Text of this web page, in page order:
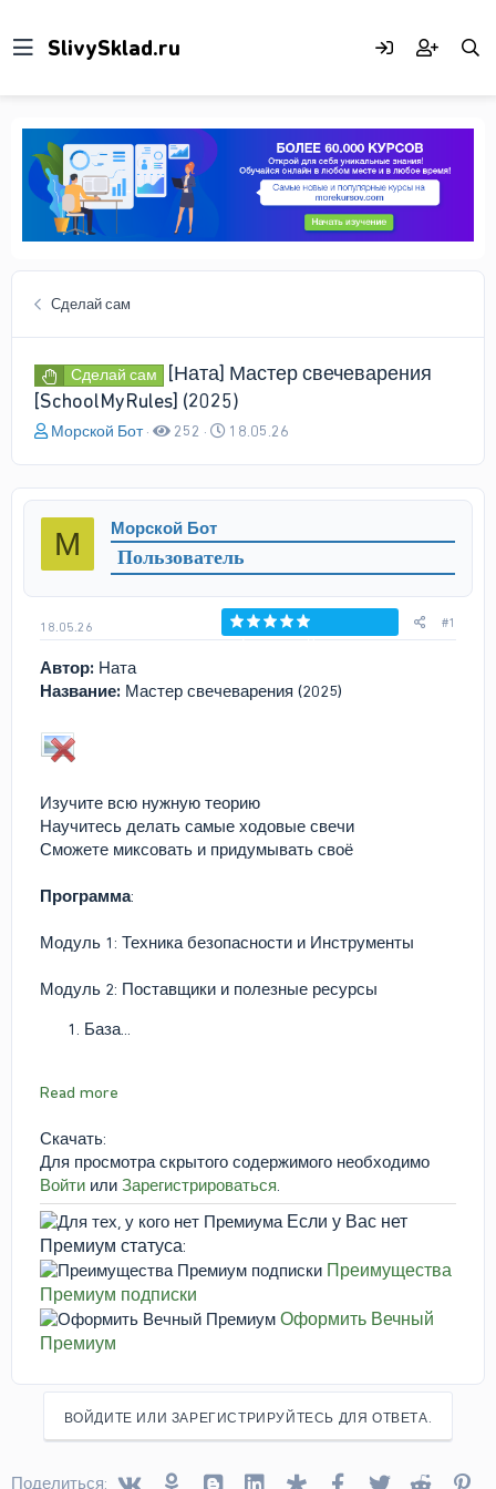
Сделай сам
Сделай сам
[Ната] Мастер свечеварения
[SchoolMyRules] (2025)
А
о
р
е
ы
Морской Бот 252
Д
а
ч
а
л
а
18.05.26
М Морской Бот
Пользователь
18.05.26
Голосов: 0
#1
Автор: Ната
Название: Мастер свечеварения (2025)
Изучите всю нужную теорию
Научитесь делать самые ходовые свечи
Сможете миксовать и придумывать своё
Программа:
Модуль 1: Техника безопасности и Инструменты
Модуль 2: Поставщики и полезные ресурсы
База...
Read more
Скачать:
Для просмотра скрытого содержимого необходимо
Войти или Зарегистрироваться
Если у Вас нет
Премиум статуса:
Преимущества
Премиум подписки
Оформить Вечный
Премиум
ВОЙДИТЕ ИЛИ ЗАРЕГИСТРИРУЙТЕСЬ ДЛЯ ОТВЕТА.
Поделиться: VkontakteOdnoklassniki
Blogger Linked InDiasporaFacebook
TwitterReddit